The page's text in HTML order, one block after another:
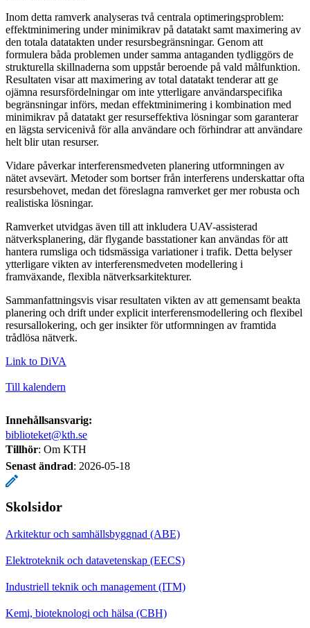
Inom detta ramverk analyseras två centrala optimeringsproblem:
effektminimering under minimikrav på datatakt samt maximering av
den totala datatakten under resursbegränsningar. Genom att
formulera båda problemen under samma antaganden tydliggörs de
strukturella skillnaderna som uppstår beroende på vald målfunktion.
Resultaten visar att maximering av total datatakt tenderar att ge
ojämna resursfördelningar om inte ytterligare användarspecifika
begränsningar införs, medan effektminimering i kombination med
minimikrav på datatakt ger resurseffektiva lösningar som garanterar
en lägsta servicenivå för alla användare och förhindrar att användare
helt blir utan resurser.
Vidare påverkar interferensmedveten planering utformningen av
nätet avsevärt. Metoder som bortser från interferens underskattar ofta
resursbehovet, medan det föreslagna ramverket ger mer robusta och
realistiska lösningar.
Ramverket utvidgas även till att inkludera UAV-assisterad
nätverksplanering, där flygande basstationer kan användas för att
hantera rumsliga och tidsmässiga variationer i trafik. Detta belyser
ytterligare vikten av interferensmedveten modellering i
framväxande, flexibla nätverksarkitekturer.
Sammanfattningsvis visar resultaten vikten av att gemensamt beakta
planering och drift under explicit interferensmodellering och flexibel
resursallokering, och ger insikter för utformningen av framtida
trådlösa nätverk.
Link to DiVA
Till kalendern
Innehållsansvarig:
biblioteket@kth.se
Tillhör: Om KTH
Senast ändrad: 2026-05-18
Skolsidor
Arkitektur och samhällsbyggnad (ABE)
Elektroteknik och datavetenskap (EECS)
Industriell teknik och management (ITM)
Kemi, bioteknologi och hälsa (CBH)